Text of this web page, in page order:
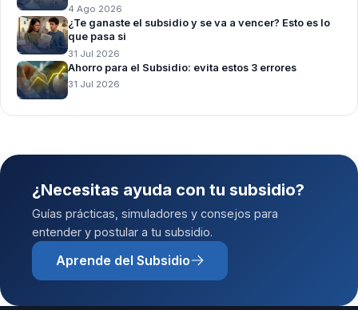
4 Ago 2026
¿Te ganaste el subsidio y se va a vencer? Esto es lo
que pasa si
31 Jul 2026
Ahorro para el Subsidio: evita estos 3 errores
31 Jul 2026
¿Necesitas ayuda con tu subsidio?
Guías prácticas, simuladores y consejos para
entender y postular a tu subsidio.
Aprende del Subsidio